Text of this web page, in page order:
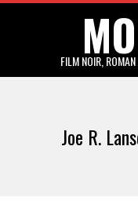
FILM NOIR,
Joe R.